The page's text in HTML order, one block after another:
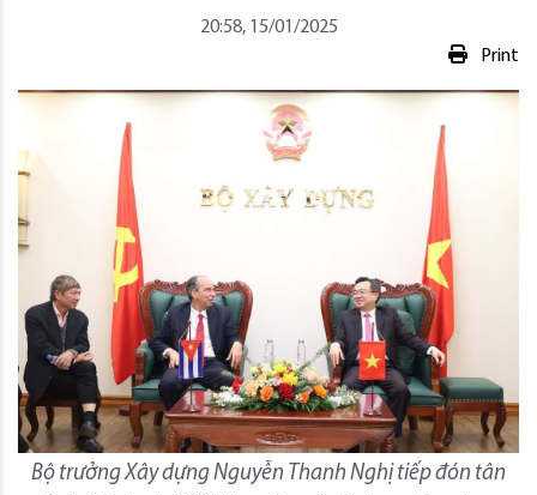
20:58, 15/01/2025
Print
Bộ trưởng Xây dựng Nguyễn Thanh Nghị tiếp đón tân